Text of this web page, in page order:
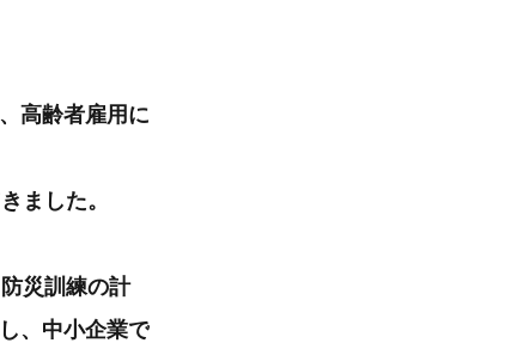
高齢者雇用に
ました。
災訓練の計
、中小企業で